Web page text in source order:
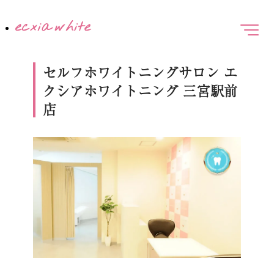
セルフホワイトニングサロン エ
クシアホワイトニング 三宮駅前
店